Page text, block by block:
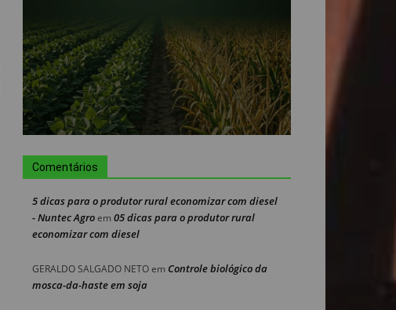
Comentários
5 dicas para o produtor rural economizar com diesel
- Nuntec Agroem 05 dicas para o produtor rural
economizar com diesel
GERALDO SALGADO NETOem Controle biológico da
mosca-da-haste em soja